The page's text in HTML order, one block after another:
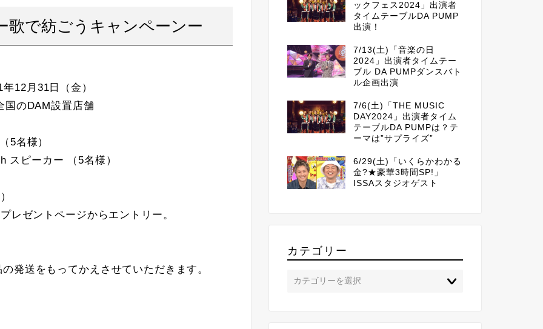
歌で紡ごうキャンペーンー
12月31日（金）
のDAM設置店舗
5名様）
スピーカー （5名様）
レゼントページからエントリー。
発送をもってかえさせていただきます。
ックフェス2024」出演者
タイムテーブルDA PUMP
出演！
7/13(土)「音楽の日
2024」出演者タイムテー
ブル DA PUMPダンスバト
ル企画出演
7/6(土)「THE MUSIC
DAY2024」出演者タイム
テーブルDA PUMPは？テ
ーマは”サプライズ”
6/29(土)「いくらかわかる
金?★豪華3時間SP!」
ISSAスタジオゲスト
カテゴリー